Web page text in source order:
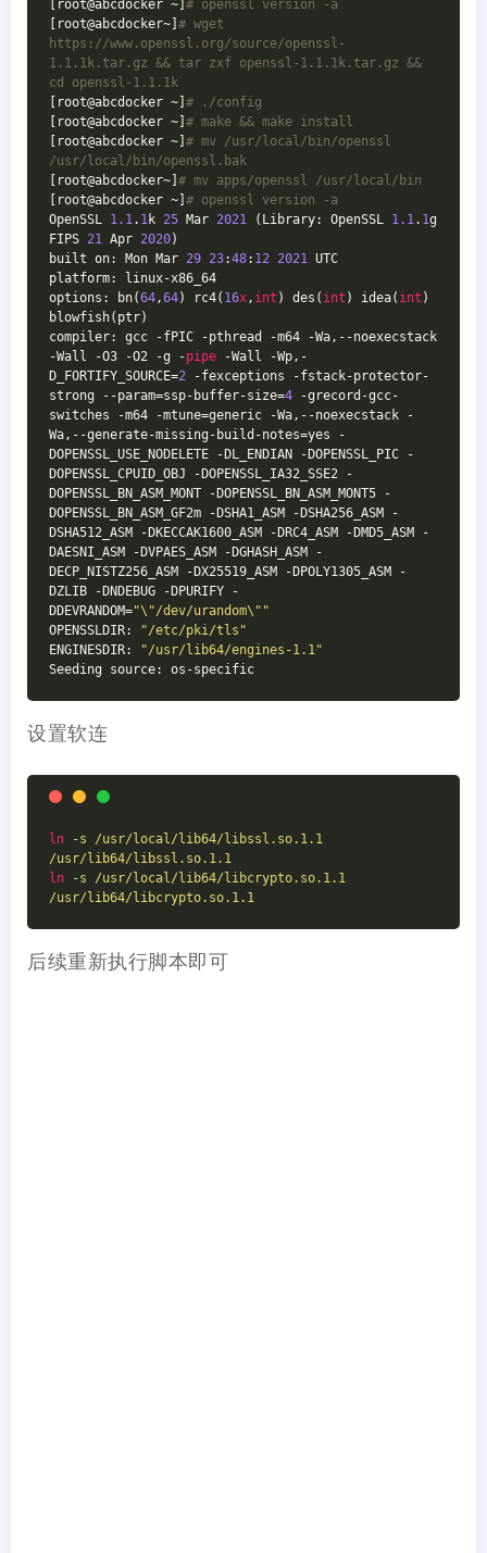
[root@abcdocker ~] # openssl version -a
[root@abcdocker~] # wget
https://www.openssl.org/source/openssl-
1.1.1k.tar.gz && tar zxf openssl-1.1.1k.tar.gz &&
cd openssl-1.1.1k
[root@abcdocker ~] # ./config
[root@abcdocker ~] # make && make install
[root@abcdocker ~] # mv /usr/local/bin/openssl
/usr/local/bin/openssl.bak
[root@abcdocker~] # mv apps/openssl /usr/local/bin
[root@abcdocker ~] # openssl version -a
OpenSSL 1.1. 1k 25 Mar 2021 (Library: OpenSSL 1.1. 1g
FIPS 21 Apr 2020)
built on: Mon Mar 29 23:48: 12 2021 UTC
platform: linux-x86_64
options: bn(64,64) rc4( 16x, int ) des( int ) idea( int )
blowfish(ptr)
compiler: gcc -fPIC -pthread -m64 -Wa,--noexecstack
-Wall -O3 -O2 -g -pipe -Wall -Wp,-
D_FORTIFY_SOURCE=2 -fexceptions -fstack-protector-
strong --param=ssp-buffer-size=4 -grecord-gcc-
switches -m64 -mtune=generic -Wa,--noexecstack -
Wa,--generate-missing-build-notes=yes -
DOPENSSL_USE_NODELETE -DL_ENDIAN -DOPENSSL_PIC -
DOPENSSL_CPUID_OBJ -DOPENSSL_IA32_SSE2 -
DOPENSSL_BN_ASM_MONT -DOPENSSL_BN_ASM_MONT5 -
DOPENSSL_BN_ASM_GF2m -DSHA1_ASM -DSHA256_ASM -
DSHA512_ASM -DKECCAK1600_ASM -DRC4_ASM -DMD5_ASM -
DAESNI_ASM -DVPAES_ASM -DGHASH_ASM -
DECP_NISTZ256_ASM -DX25519_ASM -DPOLY1305_ASM -
DZLIB -DNDEBUG -DPURIFY -
DDEVRANDOM="\"/dev/urandom\""
OPENSSLDIR:
"/etc/pki/tls"
ENGINESDIR:
"/usr/lib64/engines-1.1"
Seeding source: os-specific
设置软连
ln
-s /usr/local/lib64/libssl.so.1.1
/usr/lib64/libssl.so.1.1
ln
-s /usr/local/lib64/libcrypto.so.1.1
/usr/lib64/libcrypto.so.1.1
后续重新执行脚本即可